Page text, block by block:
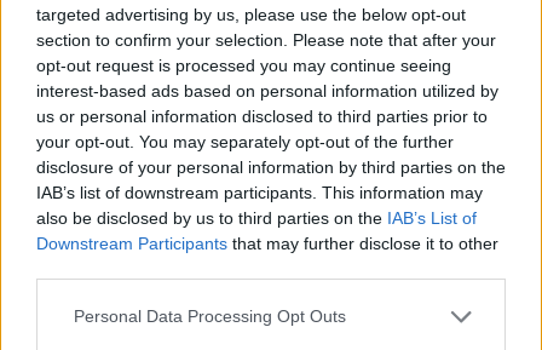
targeted advertising by us, please use the below opt-out
section to confirm your selection. Please note that after your
opt-out request is processed you may continue seeing
interest-based ads based on personal information utilized by
us or personal information disclosed to third parties prior to
your opt-out. You may separately opt-out of the further
disclosure of your personal information by third parties on the
IAB’s list of downstream participants. This information may
also be disclosed by us to third parties on the IAB’s List of
Downstream Participants that may further disclose it to other
Please note that this website/app uses one or more Google
Personal Data Processing Opt Outs
CAMPOBASSO
Centro Commerciale La Fontana
admin · 16 Feb 2010
CAMPOBASSO
Centro Commerciale Sannicola – Carrefour
Località: Termoli
admin · 16 Feb 2010